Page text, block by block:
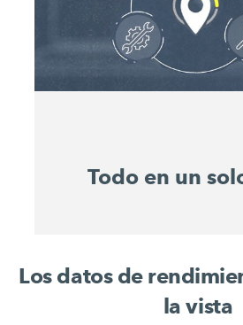
máquinas compatibles de otros
este modo, podrá almacenar y
digitalmente toda su flota.
Todo en un
Todo en un solo lugar
Con el John Deere Operations
WIRTGEN GROUP crea una
Los datos de
la vista